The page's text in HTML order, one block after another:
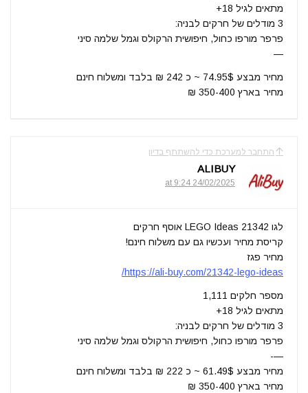
מתאים לגיל 18+
3 מודלים של חרקים לבניה:
פרפר מורפו כחול, חיפושית הרקולס וגמל שלמה סיני
—
מחיר מבצע 74.95$ ~ כ 242 ₪ בלבד ומשלוח חינם
מחיר בארץ 350-400 ₪
התחבר למערכת כדי להשתתף בדיון
ALIBUY
24/02/2025 at 9:24
לגו 21342 LEGO Ideas אוסף חרקים
קריסת מחיר ועכשיו גם עם משלוח חינם!
מחיר פגז
https://ali-buy.com/21342-lego-ideas/
מספר חלקים 1,111
מתאים לגיל 18+
3 מודלים של חרקים לבניה:
פרפר מורפו כחול, חיפושית הרקולס וגמל שלמה סיני
—-
מחיר מבצע 61.49$ ~ כ 222 ₪ בלבד ומשלוח חינם
מחיר בארץ 350-400 ₪